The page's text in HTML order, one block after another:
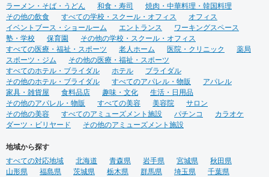
ラーメン・そば・うどん
和食・寿司
焼肉・中華料理・韓国料理
その他の飲食
すべての学校・スクール・オフィス
オフィス
イベントブース・ショールーム
エントランス
ワーキングスペース
塾・学校
保育園
その他の学校・スクール・オフィス
すべての医療・福祉・スポーツ
老人ホーム 医院・クリニック
薬局
スポーツ・ジム
その他の医療・福祉・スポーツ
すべてのホテル・ブライダル
ホテル
ブライダル
その他のホテル・ブライダル
すべてのアパレル・物販
アパレル
家具・雑貨屋
食料品店 趣味・文化
生活・日用品
その他のアパレル・物販
すべての美容 美容院
サロン
その他の美容
すべてのアミューズメント施設 パチンコ
カラオケ
ダーツ・ビリヤード
その他のアミューズメント施設
地域から探す
すべての対応地域
北海道 青森県 岩手県 宮城県
秋田県
山形県
福島県 茨城県 栃木県 群馬県 埼玉県
千葉県